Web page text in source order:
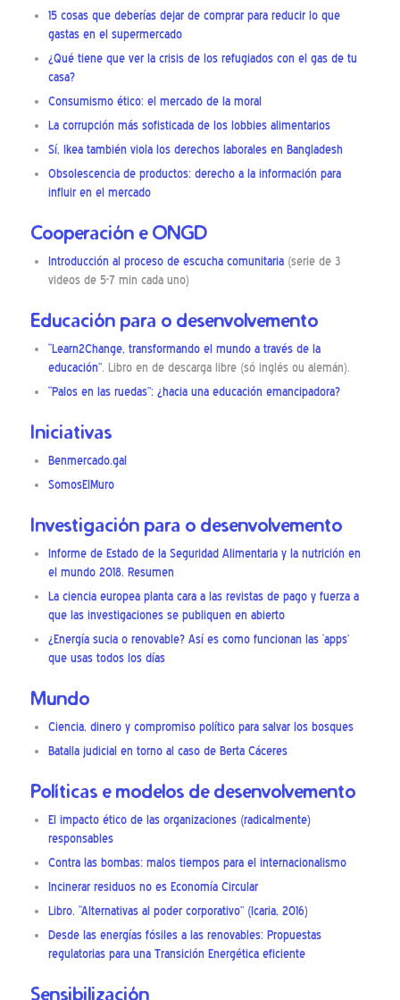
15 cosas que deberías dejar de comprar para reducir lo que
gastas en el supermercado
¿Qué tiene que ver la crisis de los refugiados con el gas de tu
casa?
Consumismo ético: el mercado de la moral
La corrupción más sofisticada de los lobbies alimentarios
Sí, Ikea también viola los derechos laborales en Bangladesh
Obsolescencia de productos: derecho a la información para
influir en el mercado
Cooperación e ONGD
Introducción al proceso de escucha comunitaria(serie de 3
videos de 5-7 min cada uno)
Educación para o desenvolvemento
“Learn2Change, transformando el mundo a través de la
educación”. Libro en de descarga libre (só inglés ou alemán).
“Palos en las ruedas”: ¿hacia una educación emancipadora?
Iniciativas
Benmercado.gal
SomosElMuro
Investigación para o desenvolvemento
Informe de Estado de la Seguridad Alimentaria y la nutrición en
el mundo 2018. Resumen
La ciencia europea planta cara a las revistas de pago y fuerza a
que las investigaciones se publiquen en abierto
¿Energía sucia o renovable? Así es como funcionan las ‘apps’
que usas todos los días
Mundo
Ciencia, dinero y compromiso político para salvar los bosques
Batalla judicial en torno al caso de Berta Cáceres
Políticas e modelos de desenvolvemento
El impacto ético de las organizaciones (radicalmente)
responsables
Contra las bombas: malos tiempos para el internacionalismo
Incinerar residuos no es Economía Circular
Libro. “Alternativas al poder corporativo” (Icaria, 2016)
Desde las energías fósiles a las renovables: Propuestas
regulatorias para una Transición Energética eficiente
Sensibilización